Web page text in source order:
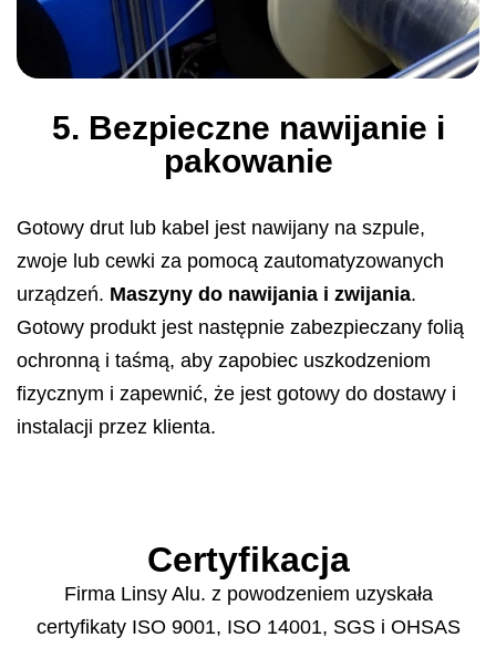
5. Bezpieczne nawijanie i
pakowanie
Gotowy drut lub kabel jest nawijany na szpule,
zwoje lub cewki za pomocą zautomatyzowanych
urządzeń. Maszyny do nawijania i zwijania.
Gotowy produkt jest następnie zabezpieczany folią
ochronną i taśmą, aby zapobiec uszkodzeniom
fizycznym i zapewnić, że jest gotowy do dostawy i
instalacji przez klienta.
Certyfikacja
Firma Linsy Alu. z powodzeniem uzyskała
certyfikaty ISO 9001, ISO 14001, SGS i OHSAS